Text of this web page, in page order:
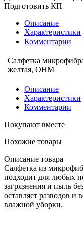
Подготовить КП
Описание
Характеристики
Комментарии
Салфетка
желтая, ОНМ
Описание
Характеристики
Комментарии
Покупают вместе
Похожие товары
Описание товара
Салфетка из
подходит для любых
загрязнения и пыль
оставляет разводов и
влажной уборки.